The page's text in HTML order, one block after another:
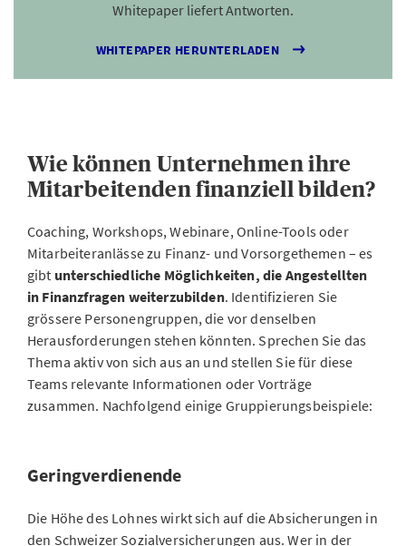
Whitepaper liefert Antworten.
WHITEPAPER HERUNTERLADEN
Wie können Unternehmen ihre
Mitarbeitenden finanziell bilden?
Coaching, Workshops, Webinare, Online-Tools oder
Mitarbeiteranlässe zu Finanz- und Vorsorgethemen – es
gibt unterschiedliche Möglichkeiten, die Angestellten
in Finanzfragen weiterzubilden. Identifizieren Sie
grössere Personengruppen, die vor denselben
Herausforderungen stehen könnten. Sprechen Sie das
Thema aktiv von sich aus an und stellen Sie für diese
Teams relevante Informationen oder Vorträge
zusammen. Nachfolgend einige Gruppierungsbeispiele:
Geringverdienende
Die Höhe des Lohnes wirkt sich auf die Absicherungen in
den Schweizer Sozialversicherungen aus. Wer in der